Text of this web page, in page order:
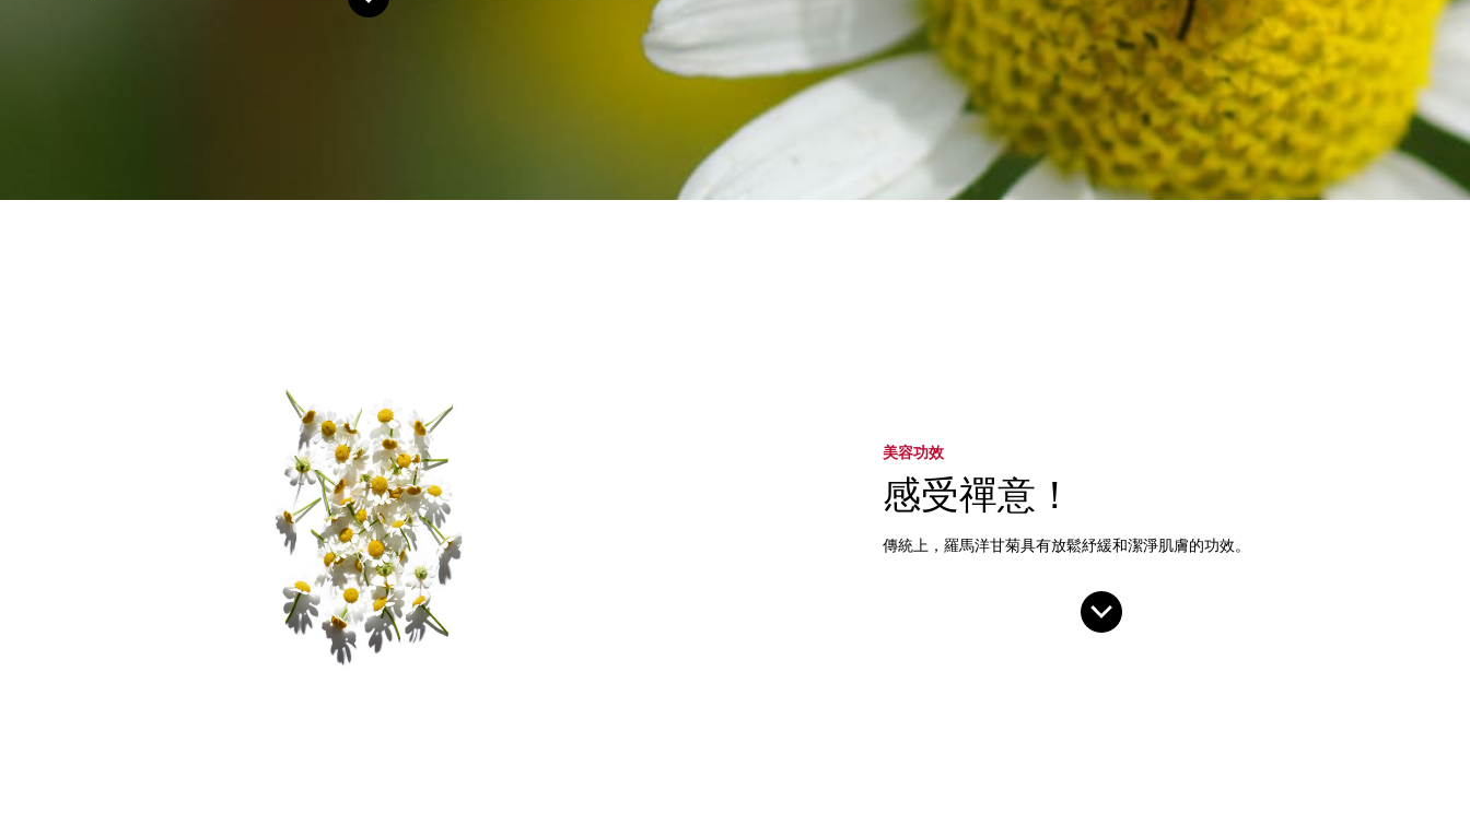
美容功效
感受禪意！
傳統上，羅馬洋甘菊具有放鬆紓緩和潔淨肌膚的功效。